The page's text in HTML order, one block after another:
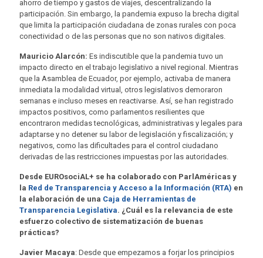
ahorro de tiempo y gastos de viajes, descentralizando la
participación. Sin embargo, la pandemia expuso la brecha digital
que limita la participación ciudadana de zonas rurales con poca
conectividad o de las personas que no son nativos digitales.
Mauricio Alarcón: Es indiscutible que la pandemia tuvo un
impacto directo en el trabajo legislativo a nivel regional. Mientras
que la Asamblea de Ecuador, por ejemplo, activaba de manera
inmediata la modalidad virtual, otros legislativos demoraron
semanas e incluso meses en reactivarse. Así, se han registrado
impactos positivos, como parlamentos resilientes que
encontraron medidas tecnológicas, administrativas y legales para
adaptarse y no detener su labor de legislación y fiscalización; y
negativos, como las dificultades para el control ciudadano
derivadas de las restricciones impuestas por las autoridades.
Desde EUROsociAL+ se ha colaborado con ParlAméricas y
la Red de Transparencia y Acceso a la Información (RTA) en
la elaboración de una Caja de Herramientas de
Transparencia Legislativa. ¿Cuál es la relevancia de este
esfuerzo colectivo de sistematización de buenas
prácticas?
Javier Macaya: Desde que empezamos a forjar los principios